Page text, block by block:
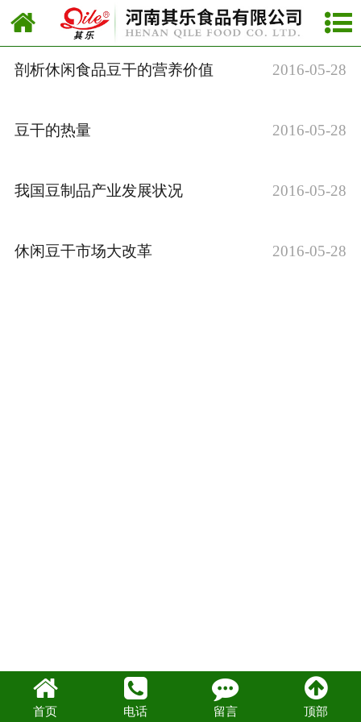
网站首页
剖析休闲食品豆干的营养价值 2016-05-28
豆干的热量 2016-05-28
我国豆制品产业发展状况 2016-05-28
休闲豆干市场大改革 2016-05-28
首页 电话 留言 顶部